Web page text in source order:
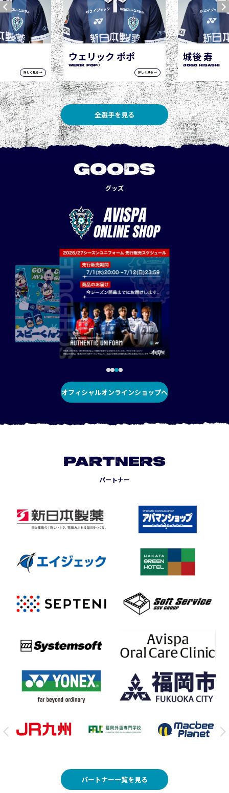
詳しく見る →
ウェリック ポポ
WERIK POPÓ
詳しく見る →
城後 寿
JOGO Hisashi
全選手を見る
GOODS
グッズ
オフィシャルオンラインショップへ
PARTNERS
パートナー
パートナー一覧を見る